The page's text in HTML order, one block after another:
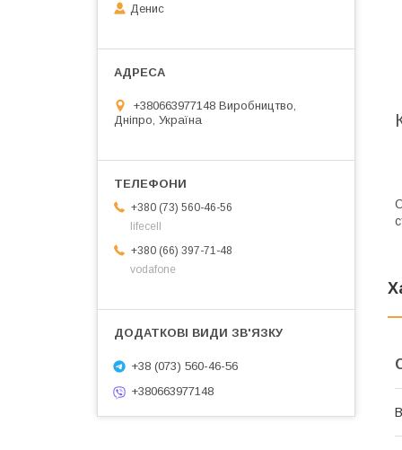
Денис
+380663977148 Виробництво,
Дніпро, Україна
+380 (73) 560-46-56
lifecell
+380 (66) 397-71-48
vodafone
+38 (073) 560-46-56
+380663977148